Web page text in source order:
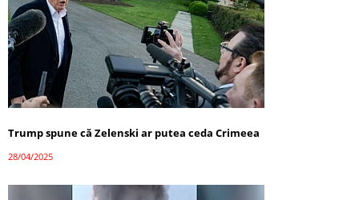
Trump spune că Zelenski ar putea ceda Crimeea
28/04/2025